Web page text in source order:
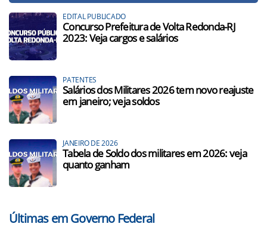
EDITAL PUBLICADO
Concurso Prefeitura de Volta Redonda-RJ
2023: Veja cargos e salários
PATENTES
Salários dos Militares 2026 tem novo reajuste
em janeiro; veja soldos
JANEIRO DE 2026
Tabela de Soldo dos militares em 2026: veja
quanto ganham
Últimas em Governo Federal